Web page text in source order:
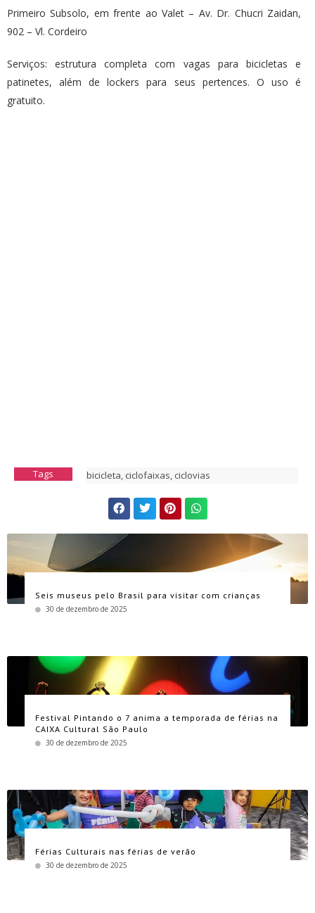
Primeiro Subsolo, em frente ao Valet – Av. Dr. Chucri Zaidan,
902 – Vl. Cordeiro
Serviços: estrutura completa com vagas para bicicletas e
patinetes, além de lockers para seus pertences. O uso é
gratuito.
Tags bicicleta ciclofaixas ciclovias
Seis museus pelo Brasil para visitar com crianças
30 de dezembro de 2025
Festival Pintando o 7 anima a temporada de férias na
CAIXA Cultural São Paulo
30 de dezembro de 2025
Férias Culturais nas férias de verão
30 de dezembro de 2025